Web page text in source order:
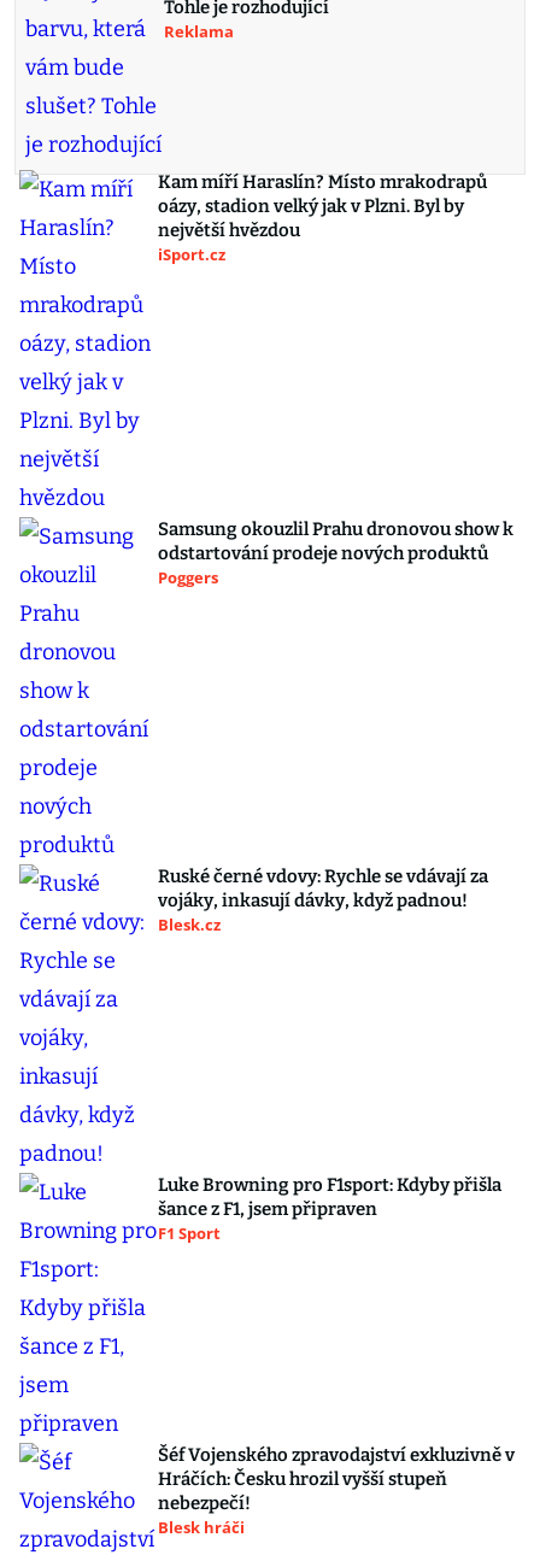
Tohle je rozhodující
Reklama
Kam míří Haraslín? Místo mrakodrapů
oázy, stadion velký jak v Plzni. Byl by
největší hvězdou
iSport.cz
Samsung okouzlil Prahu dronovou show k
odstartování prodeje nových produktů
Poggers
Ruské černé vdovy: Rychle se vdávají za
vojáky, inkasují dávky, když padnou!
Blesk.cz
Luke Browning pro F1sport: Kdyby přišla
šance z F1, jsem připraven
F1 Sport
Šéf Vojenského zpravodajství exkluzivně v
Hráčích: Česku hrozil vyšší stupeň
nebezpečí!
Blesk hráči